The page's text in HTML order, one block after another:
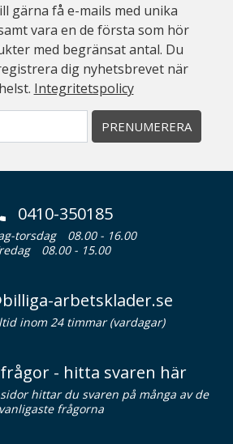
gärna få e-mails med unika
vara en de första som hör
med begränsat antal. Du
dig nyhetsbrevet när
Integritetspolicy
PRENUMERERA
0410-350185
torsdag
08.00 - 16.00
08.00 - 15.00
arbetsklader.se
inom 24 timmar (vardagar)
- hitta svaren här
hittar du svaren på många av de
vanligaste frågorna